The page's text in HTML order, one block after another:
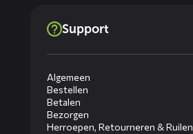
Support
Algemeen
Bestellen
Betalen
Bezorgen
Herroepen, Retourneren & Ruilen